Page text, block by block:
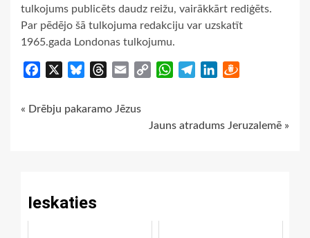
tulkojums publicēts daudz reižu, vairākkārt rediģēts.
Par pēdējo šā tulkojuma redakciju var uzskatīt
1965.gada Londonas tulkojumu.
Facebook BlueskyThreads
Email
Copy
WhatsApp
TelegramLinkedIn
Continue
« Drēbju pakaramo Jēzus
Jauns atradums Jeruzalemē »
Ieskaties